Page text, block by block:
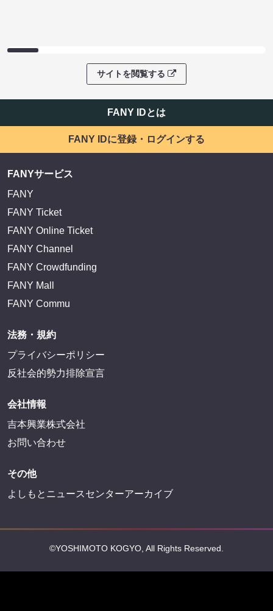
サイトを閲覧する
FANY IDとは
FANY IDに登録・ログインする
FANYサービス
FANY
FANY Ticket
FANY Online Ticket
FANY Channel
FANY Crowdfunding
FANY Mall
FANY Commu
法務・規約
プライバシーポリシー
反社会的勢力排除宣言
会社情報
吉本興業株式会社
お問い合わせ
その他
よしもとニュースセンターアーカイブ
©YOSHIMOTO KOGYO, All Rights Reserved.